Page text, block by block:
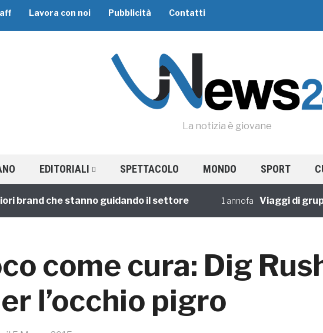
Lavora con noi Pubblicità Contatti
La notizia è giovane
EDITORIALI SPETTACOLO MONDO SPORT
che stanno guidando il settore 1 annofa Viaggi di gruppo:
come cura: Dig
l’occhio pigro